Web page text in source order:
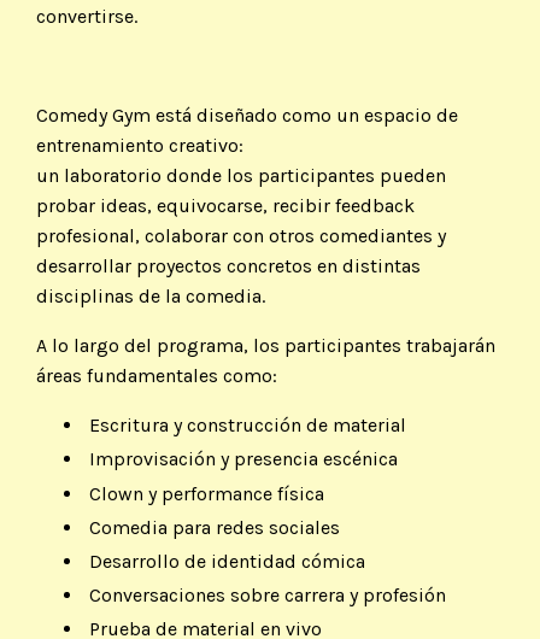
convertirse.
Comedy Gym está diseñado como un espacio de
entrenamiento creativo:
un laboratorio donde los participantes pueden
probar ideas, equivocarse, recibir feedback
profesional, colaborar con otros comediantes y
desarrollar proyectos concretos en distintas
disciplinas de la comedia.
A lo largo del programa, los participantes trabajarán
áreas fundamentales como:
Escritura y construcción de material
Improvisación y presencia escénica
Clown y performance física
Comedia para redes sociales
Desarrollo de identidad cómica
Conversaciones sobre carrera y profesión
Prueba de material en vivo